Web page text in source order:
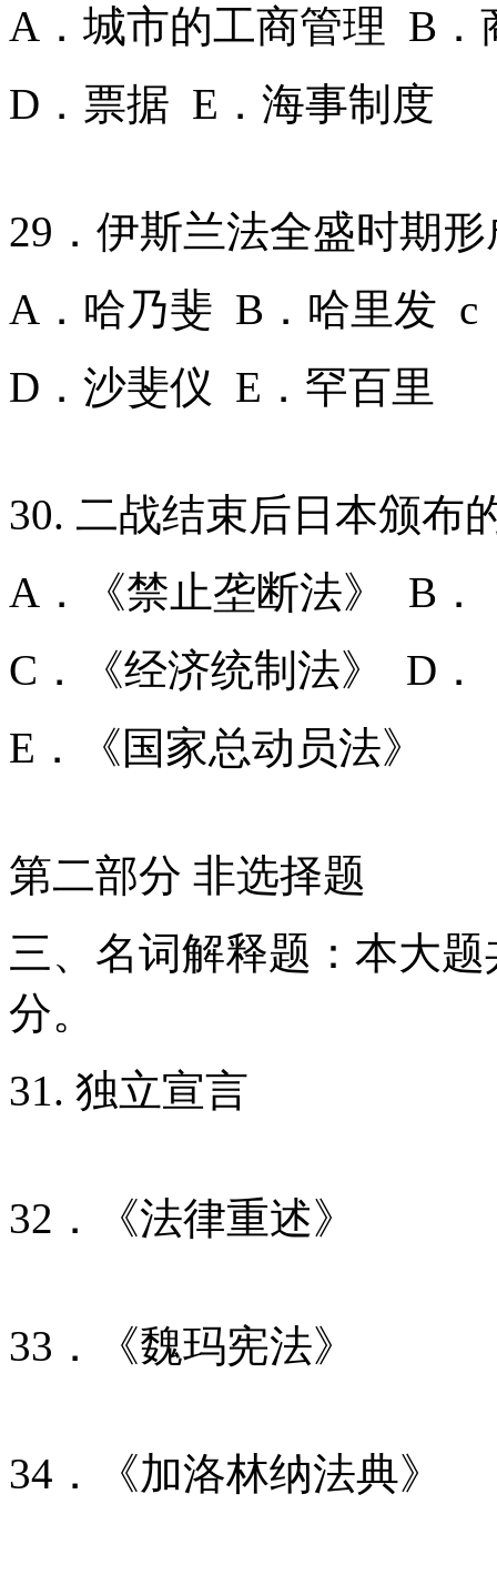
A．城市的工商管理 B
D．票据 E．海事制度
29．伊斯兰法全盛时期
A．哈乃斐 B．哈里发 c
D．沙斐仪 E．罕百里
30. 二战结束后日本颁布
A．《禁止垄断法》 B．
C．《经济统制法》 D．
E．《国家总动员法》
第二部分 非选择题
三、名词解释题：本大
分。
31. 独立宣言
32．《法律重述》
33．《魏玛宪法》
34．《加洛林纳法典》